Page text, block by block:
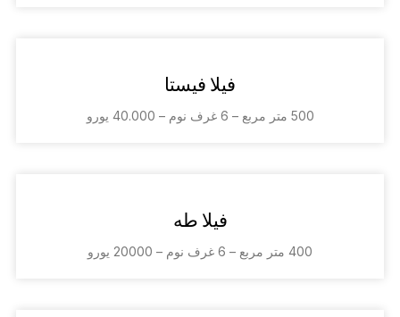
فيلا فيستا
500 متر مربع – 6 غرف نوم – 40.000 يورو
فيلا طه
400 متر مربع – 6 غرف نوم – 20000 يورو